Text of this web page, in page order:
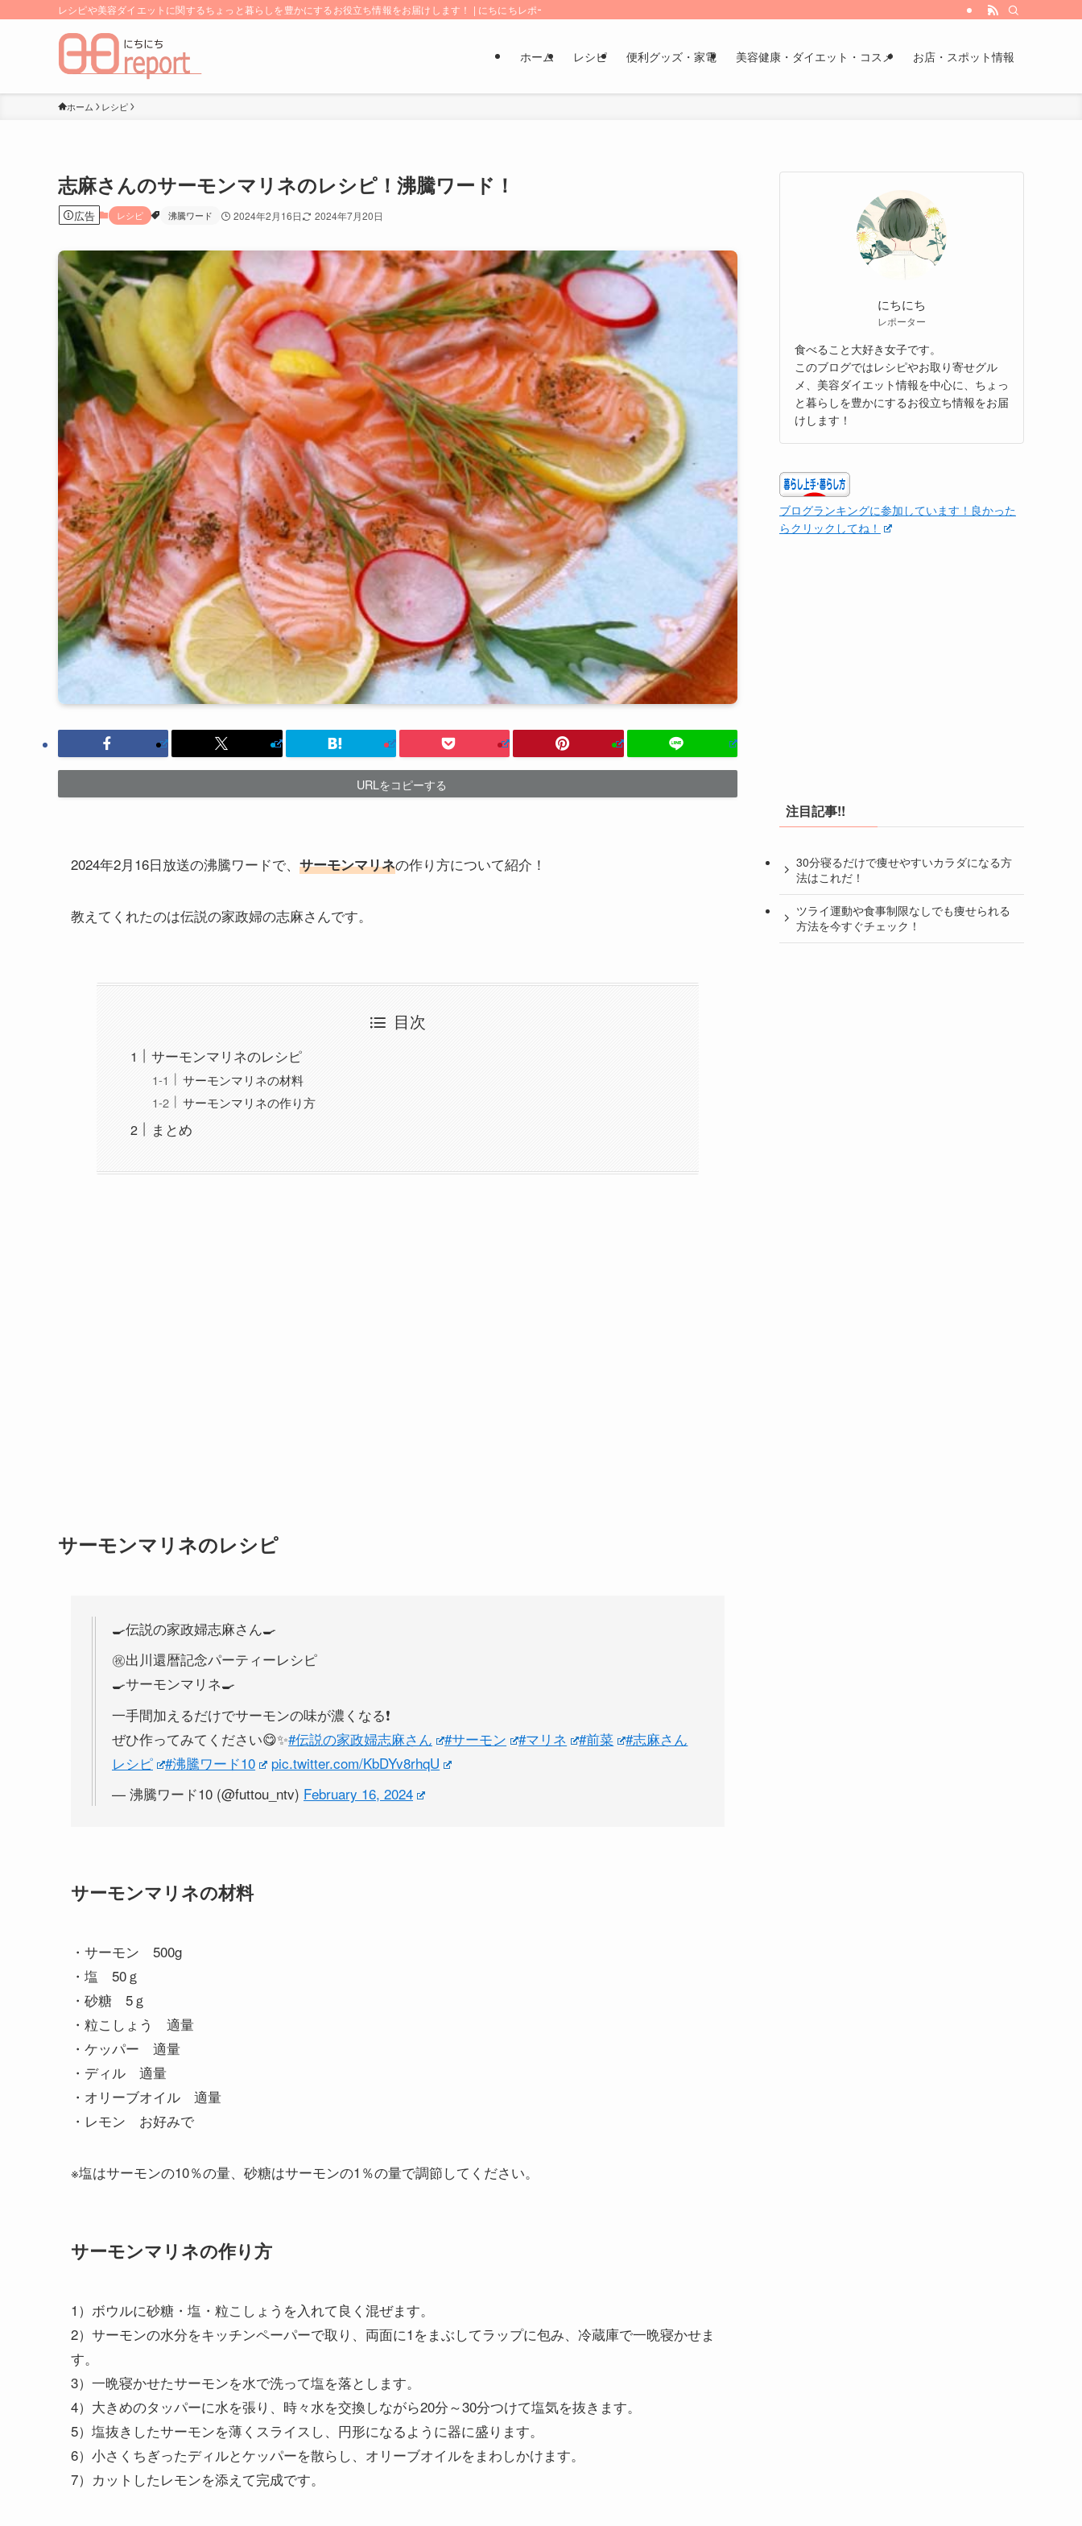
レシピや美容ダイエットに関するちょっと暮らしを豊かにするお役立ち情報をお届けします！ | にちにちレポート
ホーム レシピ 便利グッズ・家電 美容健康・ダイエット・コスメ お店・スポット情報
ホーム レシピ
志麻さんのサーモンマリネのレシピ！沸騰ワード！
広告 レシピ 沸騰ワード 2024年2月16日 2024年7月20日
URLをコピーする
2024年2月16日放送の沸騰ワードで、 サーモンマリネの作り方について紹介！
教えてくれたのは伝説の家政婦の志麻さんです。
目次
サーモンマリネのレシピ
サーモンマリネの材料
サーモンマリネの作り方
まとめ
サーモンマリネのレシピ
🍳伝説の家政婦志麻さん🍳
㊗️出川還暦記念パーティーレシピ
🍳サーモンマリネ🍳
一手間加えるだけでサーモンの味が濃くなる❗️
ぜひ作ってみてください😋✨#伝説の家政婦志麻さん #サーモン #マリネ #前菜
#志麻さん
レシピ
#沸騰ワード10
pic.twitter.com/KbDYv8rhqU
— 沸騰ワード10 (@futtou_ntv) February 16, 2024
サーモンマリネの材料
・サーモン 500g
・塩 50ｇ
・砂糖 5ｇ
・粒こしょう 適量
・ケッパー 適量
・ディル 適量
・オリーブオイル 適量
・レモン お好みで
※塩はサーモンの10％の量、砂糖はサーモンの1％の量で調節してください。
サーモンマリネの作り方
1）ボウルに砂糖・塩・粒こしょうを入れて良く混ぜます。
2）サーモンの水分をキッチンペーパーで取り、両面に1をまぶしてラップに包み、冷蔵庫で一晩寝かせま
す。
3）一晩寝かせたサーモンを水で洗って塩を落とします。
4）大きめのタッパーに水を張り、時々水を交換しながら20分～30分つけて塩気を抜きます。
5）塩抜きしたサーモンを薄くスライスし、円形になるように器に盛ります。
6）小さくちぎったディルとケッパーを散らし、オリーブオイルをまわしかけます。
7）カットしたレモンを添えて完成です。
にちにち
レポーター
食べること大好き女子です。
このブログではレシピやお取り寄せグル
メ、美容ダイエット情報を中心に、ちょっ
と暮らしを豊かにするお役立ち情報をお届
けします！
ブログランキングに参加しています！良かった
らクリックしてね！
注目記事!!
30分寝るだけで痩せやすいカラダになる方
法はこれだ！
ツライ運動や食事制限なしでも痩せられる
方法を今すぐチェック！